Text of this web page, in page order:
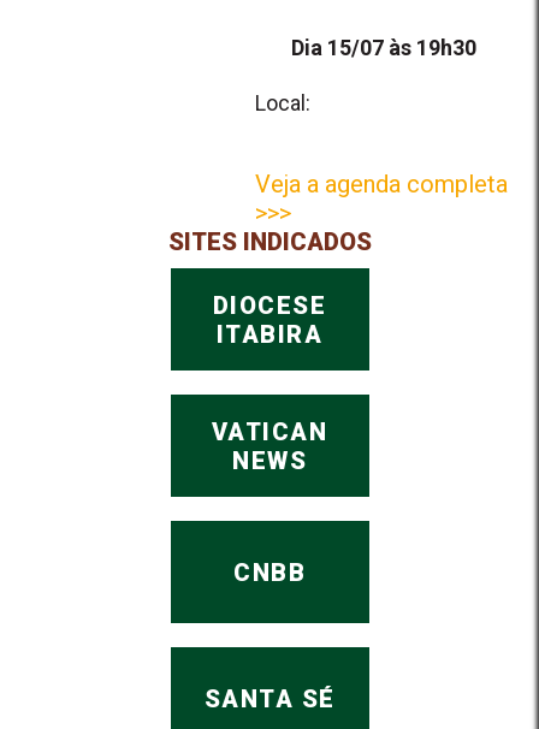
Dia 15/07 às 19h30
Local:
Veja a agenda completa
>>>
SITES INDICADOS
DIOCESE
ITABIRA
VATICAN
NEWS
CNBB
SANTA SÉ